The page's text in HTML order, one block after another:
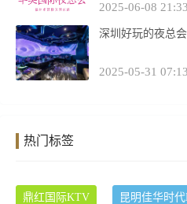
2025-06-08
深圳好玩的夜总
2025-05-31
热门标签
鼎红国际KTV 昆明佳华时